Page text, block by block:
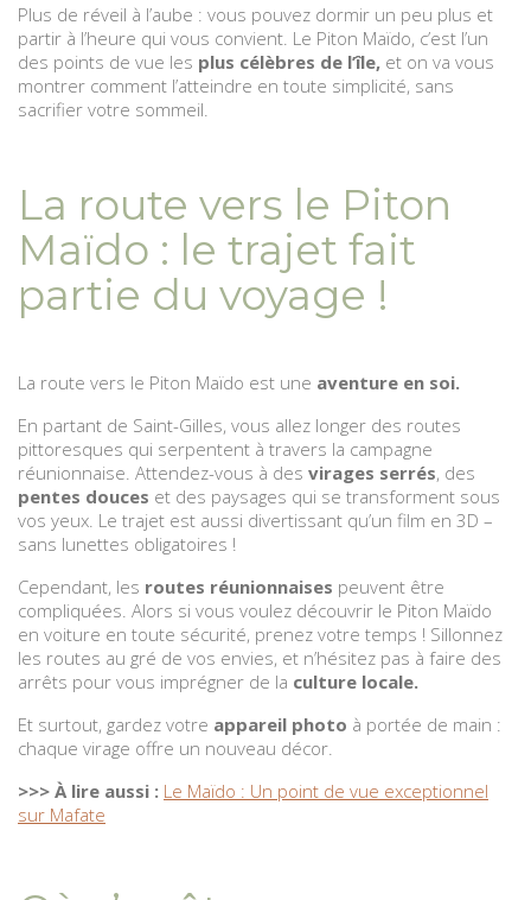
Plus de réveil à l’aube : vous pouvez dormir un peu plus et
partir à l’heure qui vous convient. Le Piton Maïdo, c’est l’un
des points de vue les plus célèbres de l’île, et on va vous
montrer comment l’atteindre en toute simplicité, sans
sacrifier votre sommeil.
La route vers le Piton
Maïdo : le trajet fait
partie du voyage !
La route vers le Piton Maïdo est une aventure en soi.
En partant de Saint-Gilles, vous allez longer des routes
pittoresques qui serpentent à travers la campagne
réunionnaise. Attendez-vous à des virages serrés, des
pentes douces et des paysages qui se transforment sous
vos yeux. Le trajet est aussi divertissant qu’un film en 3D –
sans lunettes obligatoires !
Cependant, les routes réunionnaises peuvent être
compliquées. Alors si vous voulez découvrir le Piton Maïdo
en voiture en toute sécurité, prenez votre temps ! Sillonnez
les routes au gré de vos envies, et n’hésitez pas à faire des
arrêts pour vous imprégner de la culture locale.
Et surtout, gardez votre appareil photo à portée de main :
chaque virage offre un nouveau décor.
>>> À lire aussi : Le Maïdo : Un point de vue exceptionnel
sur Mafate